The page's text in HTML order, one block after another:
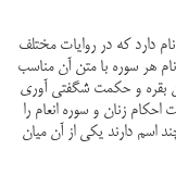
دارد که در روایات مختلف
هر سوره با متن آن مناسب
بقره و حکمت شگفتی آوری
زنان و سوره انعام را
اسم دارند یکی از آن میان